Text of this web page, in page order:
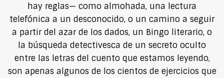
hay reglas— como almohada, una lectura
telefónica a un desconocido, o un camino a seguir
a partir del azar de los dados, un Bingo literario, o
la búsqueda detectivesca de un secreto oculto
entre las letras del cuento que estamos leyendo,
son apenas algunos de los cientos de ejercicios que